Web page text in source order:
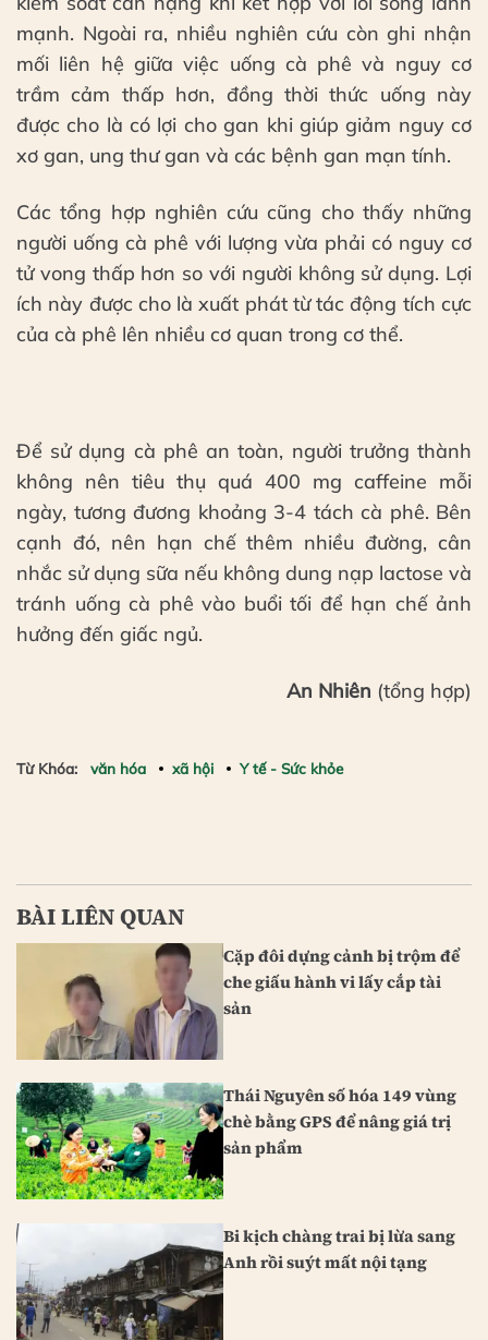
mạnh. Ngoài ra, nhiều nghiên cứu còn ghi nhận
mối liên hệ giữa việc uống cà phê và nguy cơ
trầm cảm thấp hơn, đồng thời thức uống này
được cho là có lợi cho gan khi giúp giảm nguy cơ
xơ gan, ung thư gan và các bệnh gan mạn tính.
Các tổng hợp nghiên cứu cũng cho thấy những
người uống cà phê với lượng vừa phải có nguy cơ
tử vong thấp hơn so với người không sử dụng. Lợi
ích này được cho là xuất phát từ tác động tích cực
của cà phê lên nhiều cơ quan trong cơ thể.
Để sử dụng cà phê an toàn, người trưởng thành
không nên tiêu thụ quá 400 mg caffeine mỗi
ngày, tương đương khoảng 3-4 tách cà phê. Bên
cạnh đó, nên hạn chế thêm nhiều đường, cân
nhắc sử dụng sữa nếu không dung nạp lactose và
tránh uống cà phê vào buổi tối để hạn chế ảnh
hưởng đến giấc ngủ.
An Nhiên (tổng hợp)
Từ Khóa: văn hóa xã hội Y tế - Sức khỏe
BÀI LIÊN QUAN
Cặp đôi dựng cảnh bị trộm để
che giấu hành vi lấy cắp tài
sản
Thái Nguyên số hóa 149 vùng
chè bằng GPS để nâng giá trị
sản phẩm
Bi kịch chàng trai bị lừa sang
Anh rồi suýt mất nội tạng